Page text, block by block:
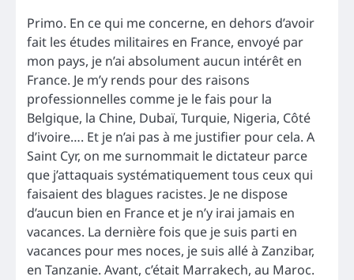
Primo. En ce qui me concerne, en dehors d’avoir
fait les études militaires en France, envoyé par
mon pays, je n’ai absolument aucun intérêt en
France. Je m’y rends pour des raisons
professionnelles comme je le fais pour la
Belgique, la Chine, Dubaï, Turquie, Nigeria, Côté
d’ivoire…. Et je n’ai pas à me justifier pour cela. A
Saint Cyr, on me surnommait le dictateur parce
que j’attaquais systématiquement tous ceux qui
faisaient des blagues racistes. Je ne dispose
d’aucun bien en France et je n’y irai jamais en
vacances. La dernière fois que je suis parti en
vacances pour mes noces, je suis allé à Zanzibar,
en Tanzanie. Avant, c’était Marrakech, au Maroc.